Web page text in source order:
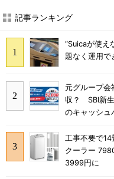
記事ランキング
“Suicaが使
題なく運用で
元グループ会
収？ SBI新生
のキャッシュ
工事不要で14
クーラー
3999円に